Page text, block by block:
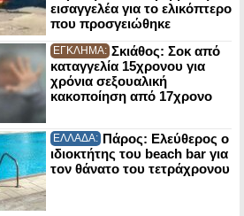
εισαγγελέα για το ελικόπτερο
που προσγειώθηκε
ΕΓΚΛΗΜΑ: Σκιάθος: Σοκ από
καταγγελία 15χρονου για
χρόνια σεξουαλική
κακοποίηση από 17χρονο
ΕΛΛΑΔΑ: Πάρος: Ελεύθερος ο
ιδιοκτήτης του beach bar για
τον θάνατο του τετράχρονου